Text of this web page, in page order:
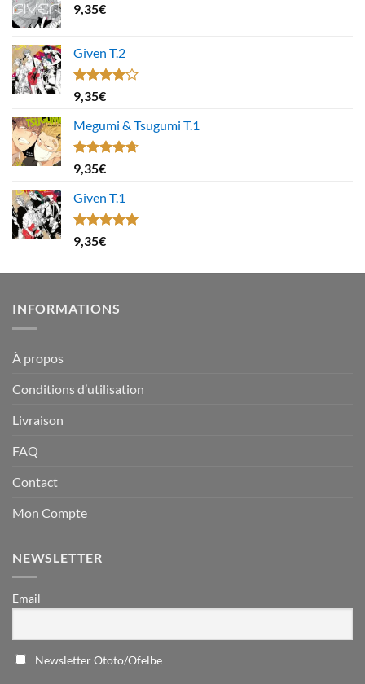
9,35€
Given T.2
Note
4.00
5
9,35€
Megumi & Tsugumi T.1
Note4.67
sur 5
9,35€
Given T.1
Note5.00
sur 5
9,35€
INFORMATIONS
À propos
Conditions d’utilisation
Livraison
FAQ
Contact
Mon Compte
NEWSLETTER
Email
Newsletter Ototo/Ofelbe